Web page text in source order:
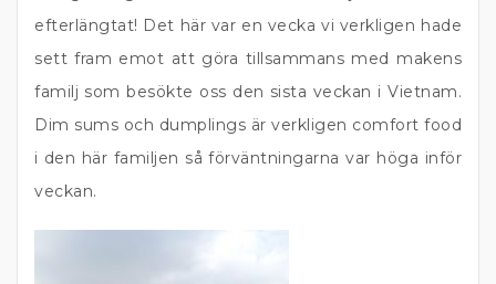
efterlängtat! Det här var en vecka vi verkligen hade
sett fram emot att göra tillsammans med makens
familj som besökte oss den sista veckan i Vietnam.
Dim sums och dumplings är verkligen comfort food
i den här familjen så förväntningarna var höga inför
veckan.